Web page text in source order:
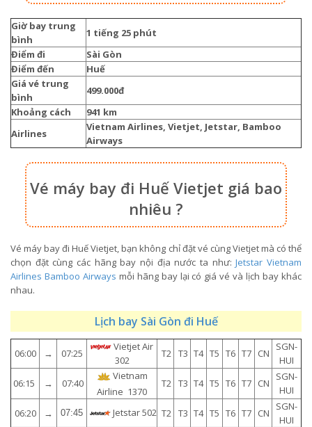
Giờ bay trung
bình
1 tiếng 25 phút
Điểm đi
Sài Gòn
Điểm đến
Huế
Giá vé trung
bình
499.000đ
Khoảng cách
941 km
Airlines
Vietnam Airlines, Vietjet, Jetstar, Bamboo
Airways
Vé máy bay đi Huế Vietjet giá bao
nhiêu ?
Vé máy bay đi Huế Vietjet, bạn không chỉ đặt vé cùng Vietjet mà có thể
chọn đặt cùng các hãng bay nội địa nước ta như:Jetstar Vietnam
Airlines Bamboo Airways mỗi hãng bay lại có giá vé và lịch bay khác
nhau.
Lịch bay Sài Gòn đi Huế
06:00 → 07:25
Vietjet Air
302
T2 T3 T4 T5 T6 T7 CN
SGN-
HUI
06:15
→ 07:40
Vietnam
Airline 1370
T2 T3 T4 T5 T6 T7 CN
SGN-
HUI
06:20
→ 07:45 Jetstar 502 T2 T3 T4 T5 T6 T7 CN
SGN-
HUI